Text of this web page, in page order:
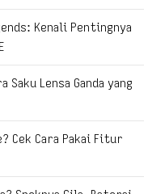
Kenali Pentingnya
Saku Lensa Ganda yang
Cek Cara Pakai Fitur